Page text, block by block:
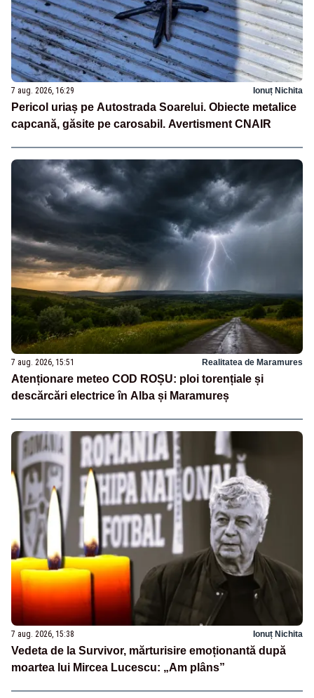
7 aug. 2026, 16:29 Ionuț Nichita
Pericol uriaș pe Autostrada Soarelui. Obiecte metalice
capcană, găsite pe carosabil. Avertisment CNAIR
7 aug. 2026, 15:51 Realitatea de Maramures
Atenționare meteo COD ROȘU: ploi torențiale și
descărcări electrice în Alba și Maramureș
7 aug. 2026, 15:38 Ionuț Nichita
Vedeta de la Survivor, mărturisire emoționantă după
moartea lui Mircea Lucescu: „Am plâns”